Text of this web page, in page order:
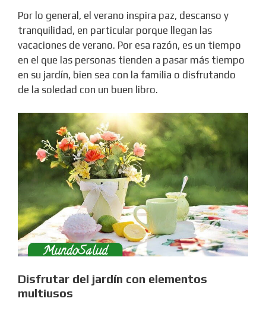
Por lo general, el verano inspira paz, descanso y
tranquilidad, en particular porque llegan las
vacaciones de verano. Por esa razón, es un tiempo
en el que las personas tienden a pasar más tiempo
en su jardín, bien sea con la familia o disfrutando
de la soledad con un buen libro.
Disfrutar del jardín con elementos
multiusos